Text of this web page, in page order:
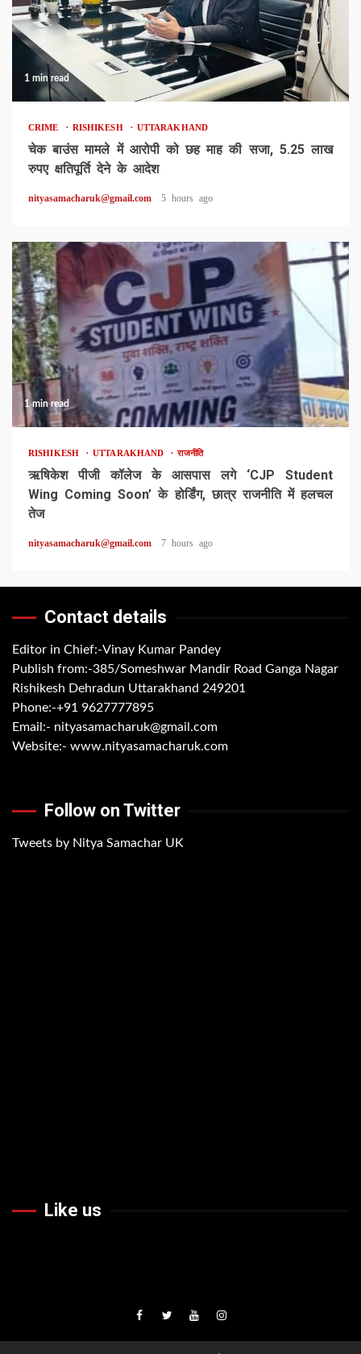
1 min read
CRIME RISHIKESH UTTARAKHAND
चेक बाउंस मामले में आरोपी को छह माह की सजा, 5.25 लाख
रुपए क्षतिपूर्ति देने के आदेश
nityasamacharuk@gmail.com 5 hours ago
1 min read
RISHIKESH UTTARAKHAND राजनीति
ऋषिकेश पीजी कॉलेज के आसपास लगे ‘CJP Student
Wing Coming Soon’ के होर्डिंग, छात्र राजनीति में हलचल
तेज
nityasamacharuk@gmail.com 7 hours ago
Contact details
Editor in Chief:-Vinay Kumar Pandey
Publish from:-385/Someshwar Mandir Road Ganga Nagar
Rishikesh Dehradun Uttarakhand 249201
Phone:-+91 9627777895
Email:- nityasamacharuk@gmail.com
Website:- www.nityasamacharuk.com
Follow on Twitter
Tweets by Nitya Samachar UK
Like us
Facebook
TwiteerYoutubeInstagram